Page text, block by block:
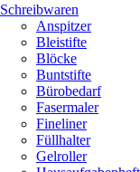
Schreibwaren
Anspitzer
Bleistifte
Blöcke
Buntstifte
Bürobedarf
Fasermaler
Fineliner
Füllhalter
Gelroller